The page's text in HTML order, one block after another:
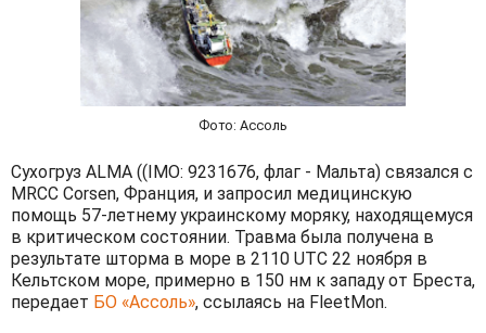
Фото: Ассоль
Сухогруз ALMA ((IMO: 9231676, флаг - Мальта) связался с
MRCC Corsen, Франция, и запросил медицинскую
помощь 57-летнему украинскому моряку, находящемуся
в критическом состоянии. Травма была получена в
результате шторма в море в 2110 UTC 22 ноября в
Кельтском море, примерно в 150 нм к западу от Бреста,
передает БО «Ассоль», ссылаясь на FleetMon.